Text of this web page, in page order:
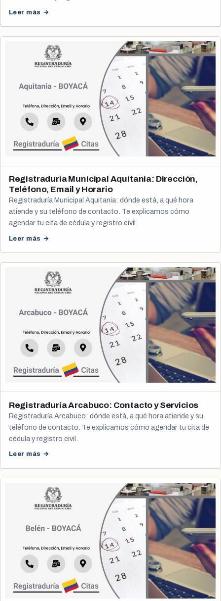
Leer más →
Registraduría Municipal Aquitania: Dirección,
Teléfono, Email y Horario
Registraduría Municipal Aquitania: dónde está, a qué hora
atiende y su teléfono de contacto. Te explicamos cómo
agendar tu cita de cédula y registro civil.
Leer más →
Registraduría Arcabuco: Contacto y Servicios
Registraduría Arcabuco: dónde está, a qué hora atiende y su
teléfono de contacto. Te explicamos cómo agendar tu cita de
cédula y registro civil.
Leer más →